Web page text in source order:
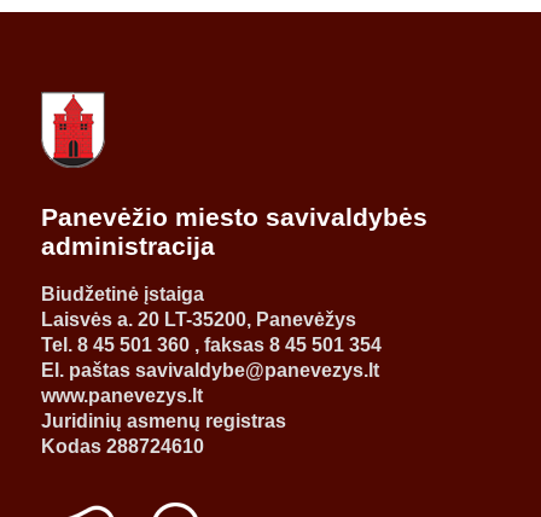
Panevėžio miesto savivaldybės
administracija
Biudžetinė įstaiga
Laisvės a. 20 LT-35200, Panevėžys
Tel. 8 45 501 360 , faksas 8 45 501 354
El. paštas savivaldybe@panevezys.lt
www.panevezys.lt
Juridinių asmenų registras
Kodas 288724610